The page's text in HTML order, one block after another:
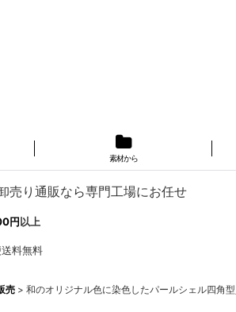
素材から
売り通販なら専門工場にお任せ
円以上
料無料
売 > 和のオリジナル色に染色したパールシェル四角